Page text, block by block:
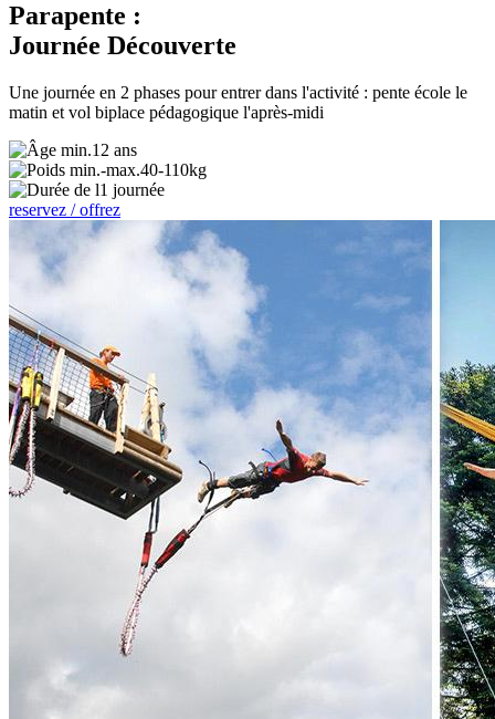
Parapente :
Journée Découverte
Une journée en 2 phases pour entrer dans l'activité : pente école le
matin et vol biplace pédagogique l'après-midi
12 ans
40-110kg
1 journée
reservez / offrez